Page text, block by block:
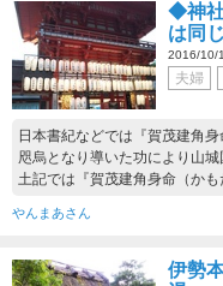
◆神
は同
2016/10/
夫婦
日本書紀などでは『賀茂建角
咫烏となり導いた功により山
土記では『賀茂建角身命（かも
やんまあさん
伊勢